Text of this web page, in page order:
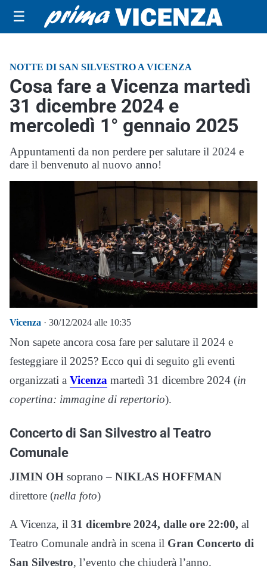
☰
NOTTE DI SAN SILVESTRO A VICENZA
Cosa fare a Vicenza martedì
31 dicembre 2024 e
mercoledì 1° gennaio 2025
Appuntamenti da non perdere per salutare il 2024 e
dare il benvenuto al nuovo anno!
Vicenza · 30/12/2024 alle 10:35
Non sapete ancora cosa fare per salutare il 2024 e
festeggiare il 2025? Ecco qui di seguito gli eventi
organizzati a Vicenza martedì 31 dicembre 2024 (in
copertina: immagine di repertorio).
Concerto di San Silvestro al Teatro
Comunale
JIMIN OH soprano – NIKLAS HOFFMAN
direttore (nella foto)
A Vicenza, il 31 dicembre 2024, dalle ore 22:00, al
Teatro Comunale andrà in scena il Gran Concerto di
San Silvestro, l’evento che chiuderà l’anno.